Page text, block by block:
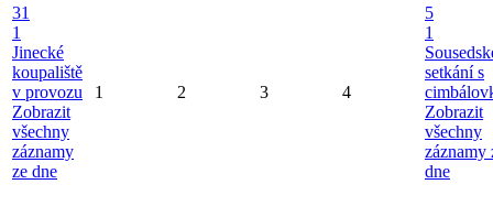
31
1
Jinecké
koupaliště
v provozu
Zobrazit
všechny
záznamy
ze dne
1 2 3 4
5
1
setkání s
Zobrazit
všechny
záznamy
dne